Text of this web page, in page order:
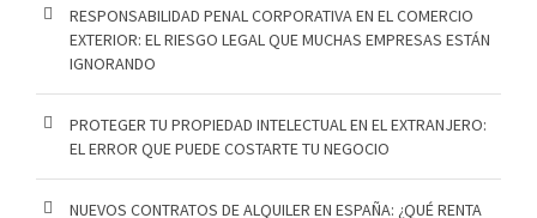
RESPONSABILIDAD PENAL CORPORATIVA EN EL COMERCIO
EXTERIOR: EL RIESGO LEGAL QUE MUCHAS EMPRESAS ESTÁN
IGNORANDO
PROTEGER TU PROPIEDAD INTELECTUAL EN EL EXTRANJERO:
EL ERROR QUE PUEDE COSTARTE TU NEGOCIO
NUEVOS CONTRATOS DE ALQUILER EN ESPAÑA: ¿QUÉ RENTA